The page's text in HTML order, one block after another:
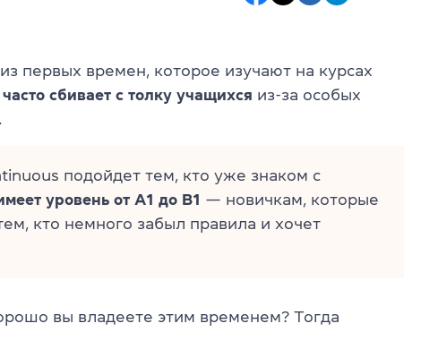
первых времен, которое изучают на курсах
сбивает с толку учащихся из-за особых
подойдет тем, кто уже знаком с
уровень от A1 до B1 — новичкам, которые
кто немного забыл правила и хочет
вы владеете этим временем? Тогда